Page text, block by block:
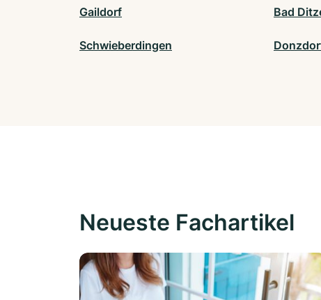
Gaildorf Bad
Schwieberdingen
Neueste Fachartikel